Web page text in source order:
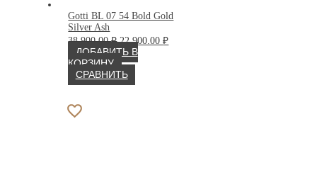
Gotti BL 07 54 Bold Gold
Silver Ash
38 900.00₽ Первоначальная
цена
составляла
38
900.00 ₽.
22 900.00₽Текущая
ДОБАВИТЬ В
КОРЗИНУ
СРАВНИТЬ